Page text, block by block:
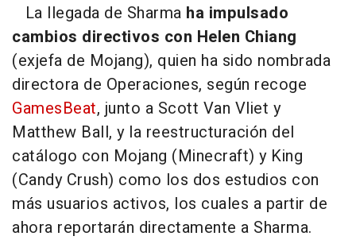
La llegada de Sharma ha impulsado
cambios directivos con Helen Chiang
(exjefa de Mojang), quien ha sido nombrada
directora de Operaciones, según recoge
GamesBeat, junto a Scott Van Vliet y
Matthew Ball, y la reestructuración del
catálogo con Mojang (Minecraft) y King
(Candy Crush) como los dos estudios con
más usuarios activos, los cuales a partir de
ahora reportarán directamente a Sharma.